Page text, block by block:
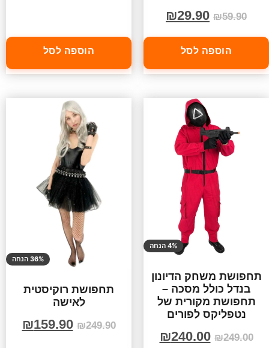
₪59.90
₪29.90
הוספה לסל הוספה לסל
4% הנחה
תחפושת משחק הדיונון
בנדל כולל מסכה –
תחפושת מקורית של
נטפליקס לפורים
₪249.00
₪240.00
36% הנחה
תחפושת רוקיסטית
לאישה
₪249.90
₪159.90